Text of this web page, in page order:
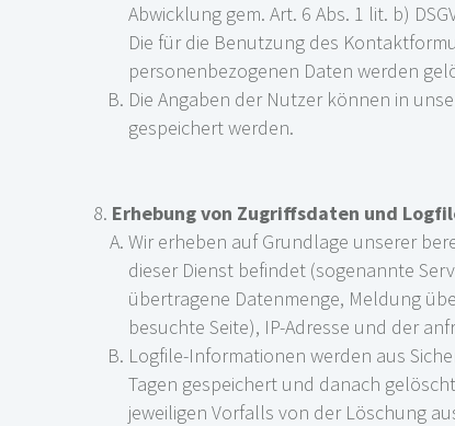
Abwicklung gem. Art. 6 Abs. 1 lit. b)
Die für die Benutzung des
personenbezogenen Daten werden
Die Angaben der Nutzer können in
gespeichert werden.
Erhebung von Zugriffsdaten und
Wir erheben auf Grundlage unserer
dieser Dienst befindet (sogenannte
übertragene Datenmenge, Meldung
besuchte Seite), IP-Adresse und der
Logfile-Informationen werden aus
Tagen gespeichert und danach
jeweiligen Vorfalls von der Löschung